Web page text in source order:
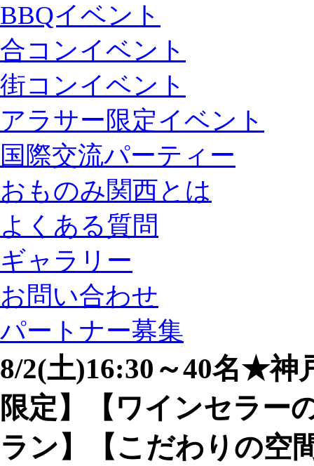
BBQイベント
合コンイベント
街コンイベント
アラサー限定イベント
国際交流パーティー
おものみ関西とは
よくある質問
ギャラリー
お問い合わせ
パートナー募集
8/2(土)16:30～40名★神
限定】【ワインセラー
ラン】【こだわりの空